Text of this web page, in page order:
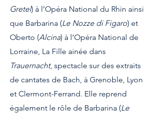
Gretel) à l’Opéra National du Rhin ainsi
que Barbarina (Le Nozze di Figaro) et
Oberto (Alcina) à l’Opéra National de
Lorraine, La Fille ainée dans
Trauernacht, spectacle sur des extraits
de cantates de Bach, à Grenoble, Lyon
et Clermont-Ferrand. Elle reprend
également le rôle de Barbarina (Le